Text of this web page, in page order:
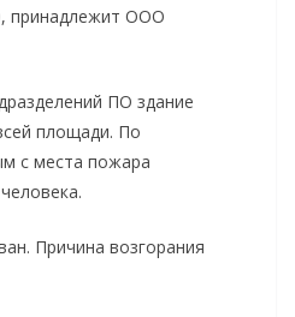
принадлежит ООО
ПО здание
площади. По
с места пожара
Причина возгорания